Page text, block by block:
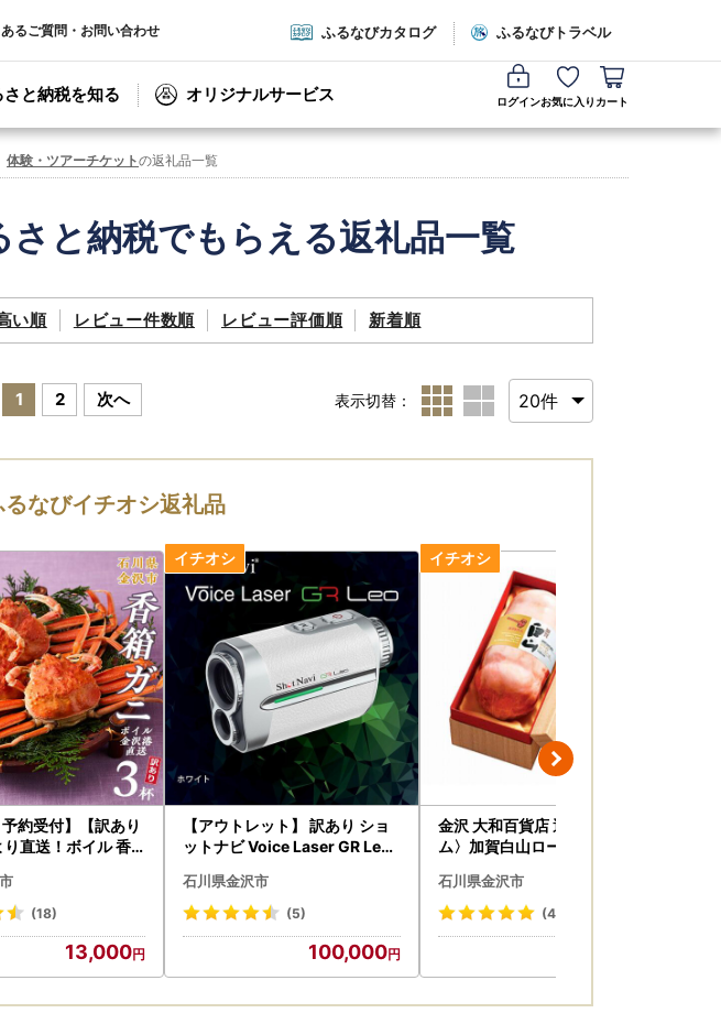
るご質問・お問い合わせ ふるなびカタログ ふるなびトラベル
さと納税を知る オリジナルサービス ログインお気に入り カート
体験・ツアーチケットの返礼品一覧
と納税でもらえる返礼品一覧
い順 レビュー件数順 レビュー評価順 新着順
1 2 次へ 表示切替：
るなびイチオシ返礼品
約受付】【訳あり
り直送！ボイル 香
(18)
13,000
【アウトレット】 訳あり ショ
ットナビ Voice Laser GR Leo
石川県金沢市
(5)
100,000
金沢 大和百貨店 選定 〈天狗ハ
ム〉加賀白山ロースハム（GW
石川県金沢市
(4)